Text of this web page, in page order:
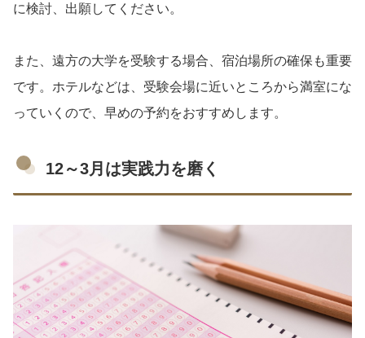
に検討、出願してください。
また、遠方の大学を受験する場合、宿泊場所の確保も重要
です。ホテルなどは、受験会場に近いところから満室にな
っていくので、早めの予約をおすすめします。
12～3月は実践力を磨く